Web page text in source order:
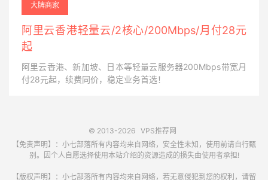
大牌商家
阿里云香港轻量云/2核心/200Mbps/月付28元
起
阿里云香港、新加坡、日本等轻量云服务器200Mbps带宽月
付28元起，续费同价，稳定业务首选！
© 2013-2026 VPS推荐网
【免责声明】：小七部落所有内容均来自网络，安全性未知，使用前请自行甄
别。因个人自愿选择使用本站介绍的资源造成的损失由使用者承担!
【版权声明】：小七部落所有内容均来自网络，若无意侵犯到您的权利，请留